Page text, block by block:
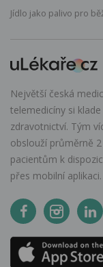
Jídlo jako palivo pro
Největší česká
telemedicíny si
zdravotnictví. Tým
obslouží průměrně
pacientům k
přes mobilní aplikaci.